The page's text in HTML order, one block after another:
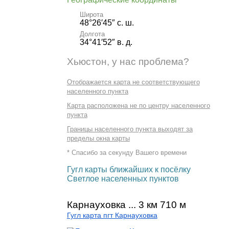
Широта
48°26′45″ с. ш.
Долгота
34°41′52″ в. д.
Хьюстон, у нас проблема?
Отображается карта не соответствующего
населенного пункта
Карта расположена не по центру населенного
пункта
Границы населенного пункта выходят за
пределы окна карты
* Спасибо за секунду Вашего времени
Гугл карты ближайших к посёлку
Светлое населенных пунктов
Карнауховка ... 3 км 710 м
Гугл карта пгт Карнауховка